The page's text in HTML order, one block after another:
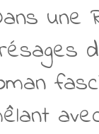
une